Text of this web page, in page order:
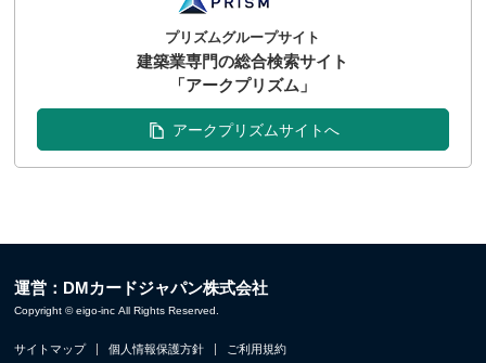
プリズムグループサイト
建築業専門の総合検索サイト
「アークプリズム」
アークプリズムサイトへ
運営：DMカードジャパン株式会社
Copyright © eigo-inc All Rights Reserved.
サイトマップ 個人情報保護方針 ご利用規約